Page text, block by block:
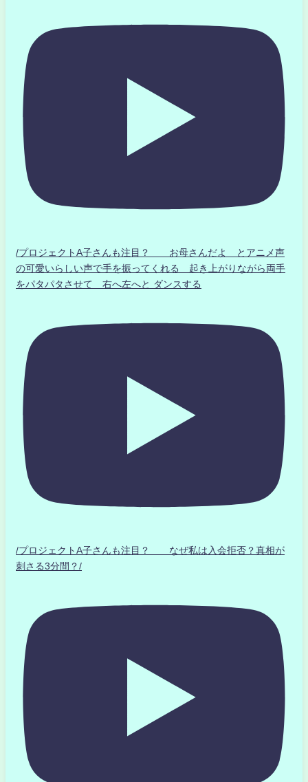
/プロジェクトA子さんも注目？ お母さんだよ とアニメ声
の可愛いらしい声で手を振ってくれる 起き上がりながら両手
をパタパタさせて 右へ左へと ダンスする
/プロジェクトA子さんも注目？ なぜ私は入会拒否？真相が
刺さる3分間？/